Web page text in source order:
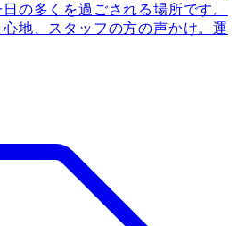
の多くを過ごされる場所です。
地、スタッフの方の声かけ。運